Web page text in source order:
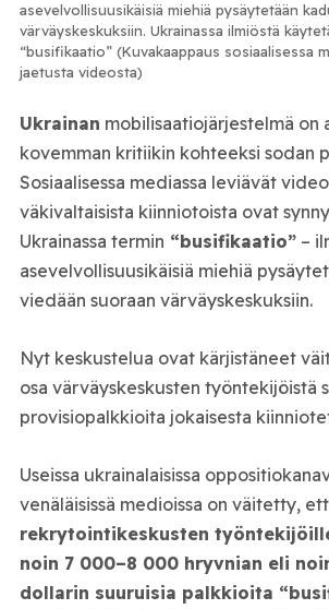
asevelvollisuusikäisiä miehiä pysäytetään
värväyskeskuksiin. Ukrainassa ilmiöstä
“busifikaatio” (Kuvakaappaus sosiaalisessa
jaetusta videosta)
Ukrainan mobilisaatiojärjestelmä on
kovemman kritiikin kohteeksi sodan
Sosiaalisessa mediassa leviävät
väkivaltaisista kiinniotoista ovat
Ukrainassa termin “busifikaatio”–
asevelvollisuusikäisiä miehiä
viedään suoraan värväyskeskuksiin.
Nyt keskustelua ovat kärjistäneet
osa värväyskeskusten työntekijöistä
provisiopalkkioita jokaisesta
Useissa ukrainalaisissa
venäläisissä medioissa on väitetty,
rekrytointikeskusten
noin 7 000–8 000 hryvnian eli
dollarin suuruisia palkkioita